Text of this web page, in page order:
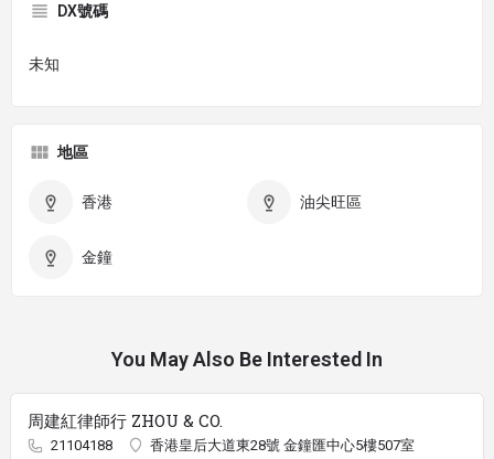
DX號碼
未知
地區
香港 油尖旺區
金鐘
You May Also Be Interested In
周建紅律師行 ZHOU & CO.
21104188 香港皇后大道東28號 金鐘匯中心5樓507室